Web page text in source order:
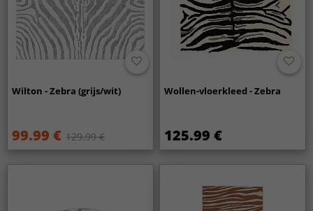
Wilton - Zebra (grijs/wit)
99.99 € 129.99 €
Wollen-vloerkleed - Zebra
125.99 €